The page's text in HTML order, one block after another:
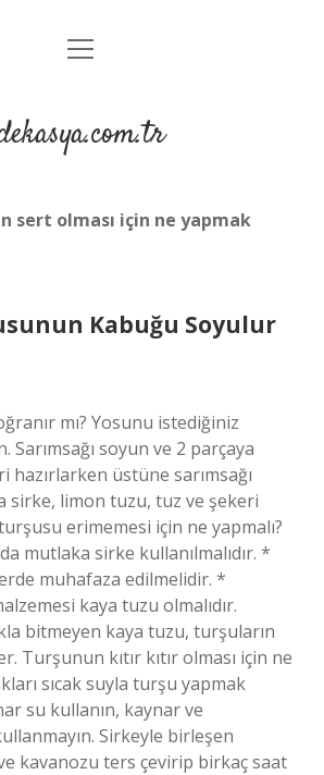
Anasayfa
Yasal Uyarı
menüyü
sert olması için ne yapmak
Kabuğu Soyulur
mı? Yosunu istediğiniz
Sarımsağı soyun ve 2 parçaya
hazırlarken üstüne sarımsağı
sirke, limon tuzu, tuz ve şekeri
erimemesi için ne yapmalı?
mutlaka sirke kullanılmalıdır. *
muhafaza edilmelidir. *
kaya tuzu olmalıdır.
bitmeyen kaya tuzu, turşuların
Turşunun kıtır kıtır olması için ne
sıcak suyla turşu yapmak
su kullanın, kaynar ve
Sirkeyle birleşen
ve kavanozu ters çevirip birkaç saat